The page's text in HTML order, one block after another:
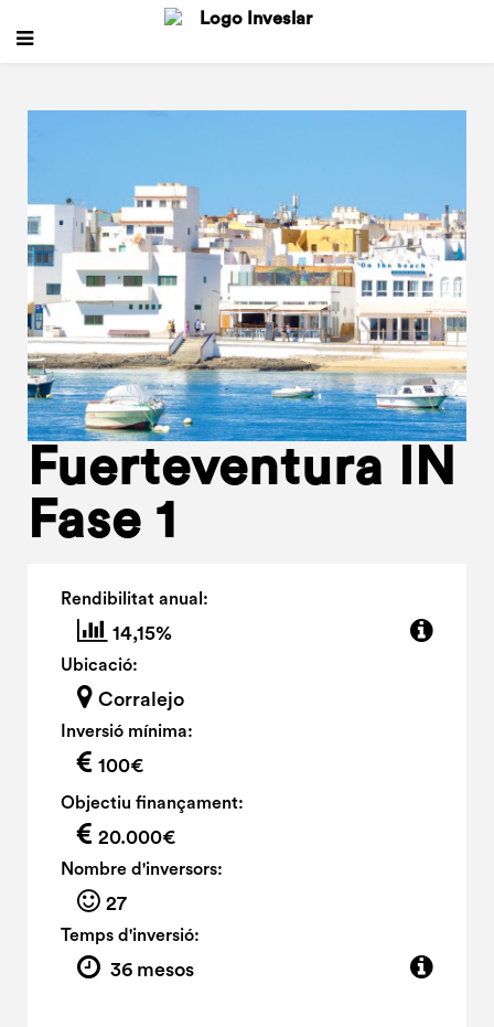
Fuerteventura IN
Fase 1
Rendibilitat anual:
14,15%
Ubicació:
Corralejo
Inversió mínima:
100€
Objectiu finançament:
20.000€
Nombre d'inversors:
27
Temps d'inversió:
36 mesos